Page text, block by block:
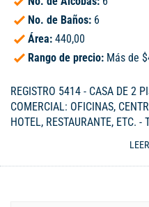
No. de Baños: 6
Área: 440,00
Rango de precio: Más de
REGISTRO 5414 - CASA DE 2
COMERCIAL: OFICINAS,
HOTEL, RESTAURANTE, ETC. -
REMODELADA,TECHOS,
INDUSTRIAL DE GAS,